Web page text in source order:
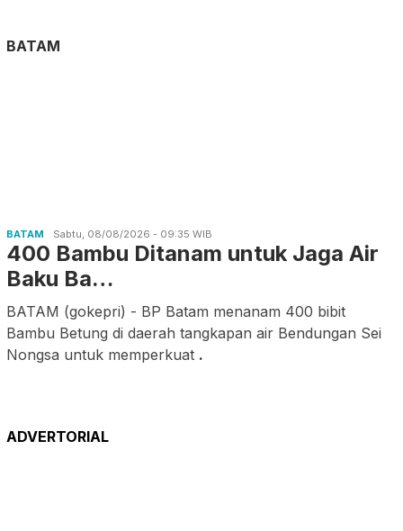
BATAM
BATAM Sabtu, 08/08/2026 - 09:35 WIB
400 Bambu Ditanam untuk Jaga Air
Baku Ba…
BATAM (gokepri) - BP Batam menanam 400 bibit
Bambu Betung di daerah tangkapan air Bendungan Sei
Nongsa untuk memperkuat .
ADVERTORIAL